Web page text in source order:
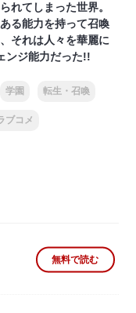
れてしまった世界。
る能力を持って召喚
それは人々を華麗に
ンジ能力だった!!
学園 転生・召喚
ブコメ
無料で読む